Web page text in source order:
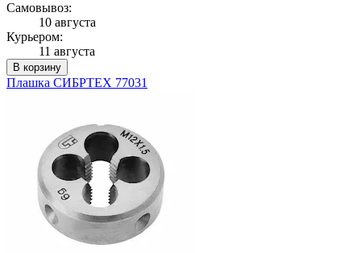
Самовывоз:
10 августа
Курьером:
11 августа
В корзину
Плашка СИБРТЕХ 77031